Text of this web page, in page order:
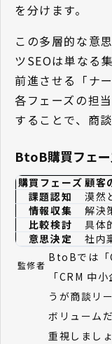
を分けます。
この多層的な意
ツSEOは単なる
前進させる「ナ
各フェーズの担
することで、商
BtoB購買フェ
購買フェーズ 顧客
課題認知
漠然
情報収集
解決
比較検討
具体
意思決定
社内
監修者
BtoBでは「
「CRM 中
うが商談リ
ボリューム
重視しましょ